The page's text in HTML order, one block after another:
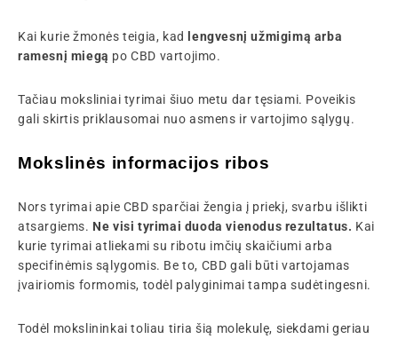
Kai kurie žmonės teigia, kadlengvesnį užmigimą arba
ramesnį miegą po CBD vartojimo.
Tačiau moksliniai tyrimai šiuo metu dar tęsiami. Poveikis
gali skirtis priklausomai nuo asmens ir vartojimo sąlygų.
Mokslinės informacijos ribos
Nors tyrimai apie CBD sparčiai žengia į priekį, svarbu išlikti
atsargiems. Ne visi tyrimai duoda vienodus rezultatus. Kai
kurie tyrimai atliekami su ribotu imčių skaičiumi arba
specifinėmis sąlygomis. Be to, CBD gali būti vartojamas
įvairiomis formomis, todėl palyginimai tampa sudėtingesni.
Todėl mokslininkai toliau tiria šią molekulę, siekdami geriau